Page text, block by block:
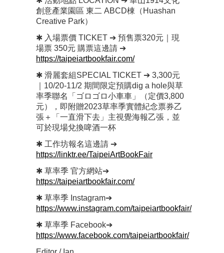
創意產業園區 東二 ABCD棟（Huashan
Creative Park）
✱ 入場票價 TICKET ➔ 預售票320元｜現
場票 350元 購票這邊請 ➔
https://taipeiartbookfair.com/
✱ 滑麗套組SPECIAL TICKET ➔ 3,300元
｜10/20-11/2 期間限定預購dig a hole與草
率季聯名「ゴロゴロ小車車」（定價3,800
元），即附贈2023草率季實體紀念票券乙
張＋「一直滑下去」主視覺海報乙張，並
可於現場兌換啤酒一杯
✱ 工作坊報名這邊請 ➔
https://linktr.ee/TaipeiArtBookFair
✱ 草率季 官方網站➔
https://taipeiartbookfair.com/
✱ 草率季 Instagram➔
https://www.instagram.com/taipeiartbookfair/
✱ 草率季 Facebook➔
https://www.facebook.com/taipeiartbookfair/